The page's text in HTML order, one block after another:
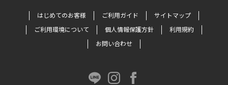
はじめてのお客様 ご利用ガイド
サイトマップ
ご利用環境について
個人情報保護方針
利用規約
お問い合わせ